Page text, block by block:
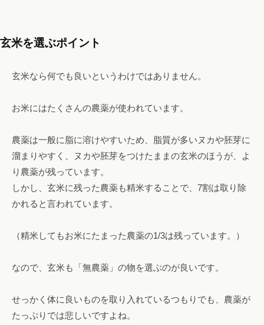
玄米を選ぶポイント
玄米なら何でも良いというわけではありません。
お米にはたくさんの農薬が使われています。
農薬は一般に脂に溶けやすいため、脂質が多いヌカや胚芽に
溜まりやすく、ヌカや胚芽をつけたままの玄米のほうが、よ
り農薬が残っています。
しかし、玄米に残った農薬も精米することで、7割は取り除
かれると言われています。
（精米してもお米にたまった農薬の1/3は残っています。）
なので、玄米も「無農薬」の物を選ぶのが良いです。
せっかく体に良いものを取り入れているつもりでも、農薬が
たっぷりでは悲しいですよね。